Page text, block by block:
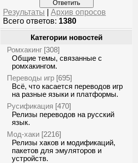
Результаты
Архив опросов
Всего ответов: 1380
Категории новостей
Ромхакинг [308]
Общие темы, связанные с
ромхакингом.
Переводы игр [695]
Всё, что касается переводов игр
на разные языки и платформы.
Русификация [470]
Релизы переводов на русский
язык.
Мод-хаки [2216]
Релизы хаков и модификаций,
пакетов для эмуляторов и
устройств.